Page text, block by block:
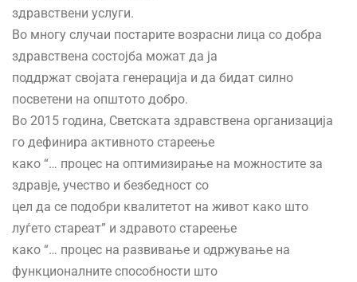
здравствени услуги.
Во многу случаи постарите возрасни лица со добра
здравствена состојба можат да ја
поддржат својата генерација и да бидат силно
посветени на општото добро.
Во 2015 година, Светската здравствена организација
го дефинира активното стареење
како “… процес на оптимизирање на можностите за
здравје, учество и безбедност со
цел да се подобри квалитетот на живот како што
луѓето стареат” и здравото стареење
како “… процес на развивање и одржување на
функционалните способности што